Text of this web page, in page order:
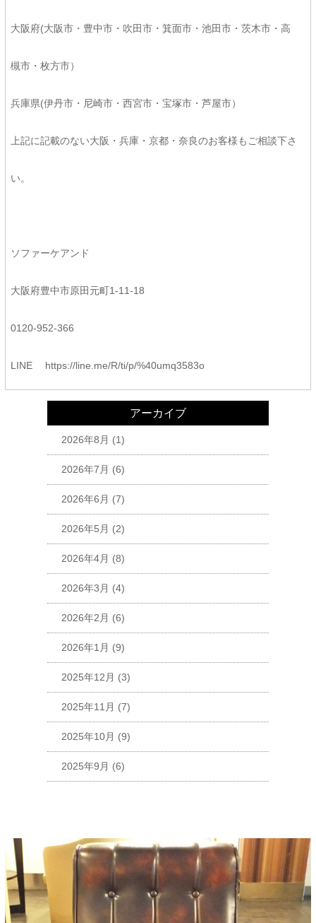
大阪府(大阪市・豊中市・吹田市・箕面市・池田市・茨木市・高
槻市・枚方市）
兵庫県(伊丹市・尼崎市・西宮市・宝塚市・芦屋市）
上記に記載のない大阪・兵庫・京都・奈良のお客様もご相談下さ
い。
ソファーケアンド
大阪府豊中市原田元町1-11-18
0120-952-366
LINE https://line.me/R/ti/p/%40umq3583o
アーカイブ
2026年8月 (1)
2026年7月 (6)
2026年6月 (7)
2026年5月 (2)
2026年4月 (8)
2026年3月 (4)
2026年2月 (6)
2026年1月 (9)
2025年12月 (3)
2025年11月 (7)
2025年10月 (9)
2025年9月 (6)